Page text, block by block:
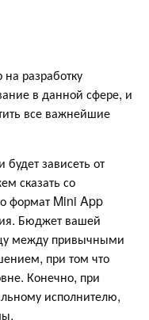
разработку
в данной сфере, и
все важнейшие
зависеть от
сказать со
формат Mini App
Бюджет вашей
между привычными
при том что
Конечно, при
исполнителю,